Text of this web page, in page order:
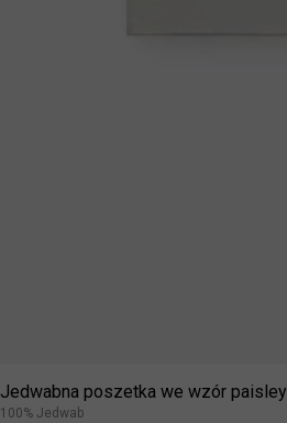
Jedwabna poszetka we wzór paisley
100% Jedwab